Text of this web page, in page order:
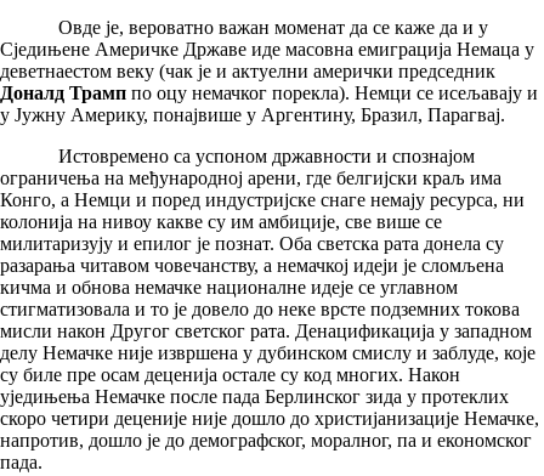
Овде је, вероватно важан моменат да се каже да и у
Сједињене Америчке Државе иде масовна емиграција Немаца у
деветнаестом веку (чак је и актуелни амерички председник
Доналд Трамп по оцу немачког порекла). Немци се исељавају и
у Јужну Америку, понајвише у Аргентину, Бразил, Парагвај.
Истовремено са успоном државности и спознајом
ограничења на међународној арени, где белгијски краљ има
Конго, а Немци и поред индустријске снаге немају ресурса, ни
колонија на нивоу какве су им амбиције, све више се
милитаризују и епилог је познат. Оба светска рата донела су
разарања читавом човечанству, а немачкој идеји је сломљена
кичма и обнова немачке националне идеје се углавном
стигматизовала и то је довело до неке врсте подземних токова
мисли након Другог светског рата. Денацификација у западном
делу Немачке није извршена у дубинском смислу и заблуде, које
су биле пре осам деценија остале су код многих. Након
уједињења Немачке после пада Берлинског зида у протеклих
скоро четири деценије није дошло до христијанизације Немачке,
напротив, дошло је до демографског, моралног, па и економског
пада.